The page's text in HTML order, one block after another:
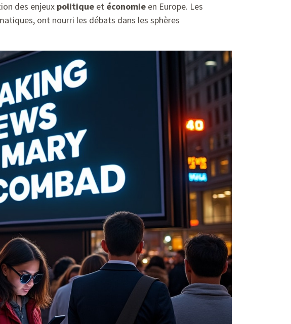
des enjeux politique et économie en Europe. Les
ont nourri les débats dans les sphères